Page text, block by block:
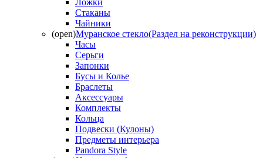
Ложки
Стаканы
Чайники
(open)Муранское стекло(Раздел на реконструкции)
Часы
Серьги
Запонки
Бусы и Колье
Браслеты
Аксессуары
Комплекты
Кольца
Подвески (Кулоны)
Предметы интерьера
Pandora Style